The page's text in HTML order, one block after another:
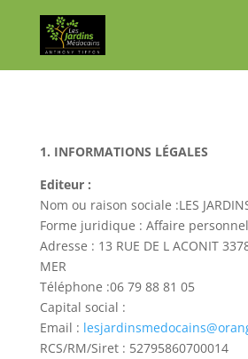
1. INFORMATIONS LÉGALES
Editeur :
Nom ou raison sociale :LES
Forme juridique : Affaire
Adresse : 13 RUE DE L ACONIT
MER
Téléphone :06 79 88 81 05
Capital social :
Email :
RCS/RM/Siret : 52795860700014